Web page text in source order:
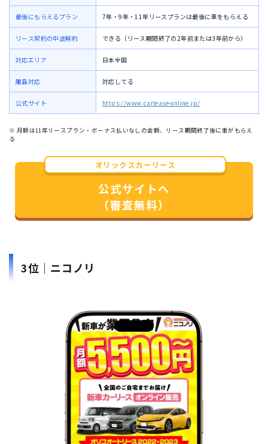
最後にもらえるプラン 7年・9年・11年リースプランは最後に車をもらえる
リース契約の中途解約 できる（リース期間終了の2年前または3年前から）
対応エリア 日本全国
離島対応 対応してる
公式サイト https://www.carlease-online.jp/
※ 月額は11年リースプラン・ボーナス払いなしの金額、リース期間終了後に車がもらえ
る
オリックスカーリース
公式サイトへ
（審査無料）
3位｜ニコノリ